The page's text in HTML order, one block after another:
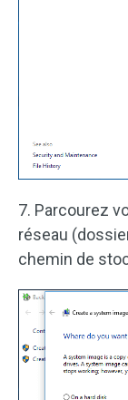
7. Parcourez
réseau
chemin de